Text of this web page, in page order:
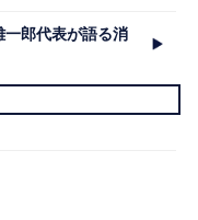
郎代表が語る消